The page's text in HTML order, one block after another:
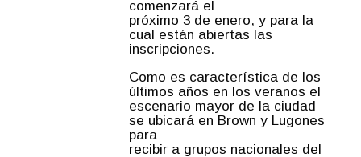
comenzará el
próximo 3 de enero, y para la
cual están abiertas las
inscripciones.
Como es característica de los
últimos años en los veranos el
escenario mayor de la ciudad
se ubicará en Brown y Lugones
para
recibir a grupos nacionales del